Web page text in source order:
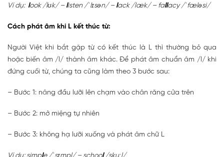
Ví dụ: look /lʊk/ – listen /ˈlɪsən/ – lack /læk/ – fallacy /ˈfæləsi/
Cách phát âm khi L kết thúc từ:
Người Việt khi bắt gặp từ có kết thúc là L thì thường bỏ qua
hoặc biến âm /l/ thành âm khác. Để phát âm chuẩn âm /l/ khi
đứng cuối từ, chúng ta cũng làm theo 3 bước sau:
– Bước 1: nâng đầu lưỡi lên chạm vào chân răng cửa trên
– Bước 2: mở miệng tự nhiên
– Bước 3: không hạ lưỡi xuống và phát âm chữ L